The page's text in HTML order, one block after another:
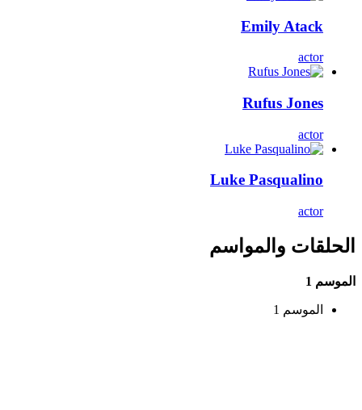
Emily Atack
actor
Rufus Jones
actor
Luke Pasqualino
actor
الحلقات والمواسم
الموسم 1
الموسم 1